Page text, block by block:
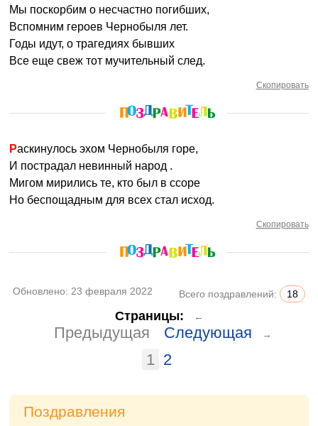
Мы поскорбим о несчастно погибших,
Вспомним героев Чернобыля лет.
Годы идут, о трагедиях бывших
Все еще свеж тот мучительный след.
Скопировать
Раскинулось эхом Чернобыля горе,
И пострадал невинный народ .
Мигом мирились те, кто был в ссоре
Но беспощадным для всех стал исход.
Скопировать
Обновлено: 23 февраля 2022 Всего поздравлений: 18
Страницы: ←
Предыдущая Следующая →
1 2
Поздравления